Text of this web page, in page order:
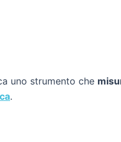
uno strumento che
.